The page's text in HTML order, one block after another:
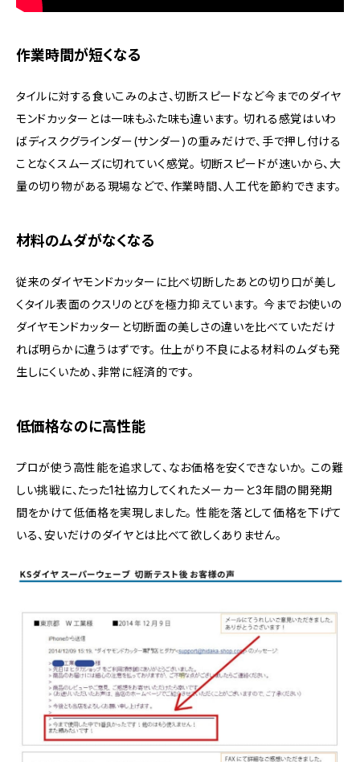
作業時間が短くなる
タイルに対する食いこみのよさ、切断スピードなど今までのダイヤ
モンドカッターとは一味もふた味も違います。 切れる感覚はいわ
ばディスクグラインダー(サンダー)の重みだけで、手で押し付ける
ことなくスムーズに切れていく感覚。 切断スピードが速いから、大
量の切り物がある現場などで、作業時間、人工代を節約できます。
材料のムダがなくなる
従来のダイヤモンドカッターに比べ切断したあとの切り口が美し
くタイル表面のクスリのとびを極力抑えています。 今までお使いの
ダイヤモンドカッターと切断面の美しさの違いを比べていただけ
れば明らかに違うはずです。 仕上がり不良による材料のムダも発
生しにくいため、非常に経済的です。
低価格なのに高性能
プロが使う高性能を追求して、なお価格を安くできないか。 この難
しい挑戦に、たった1社協力してくれたメーカーと3年間の開発期
間をかけて低価格を実現しました。 性能を落として価格を下げて
いる、安いだけのダイヤとは比べて欲しくありません。